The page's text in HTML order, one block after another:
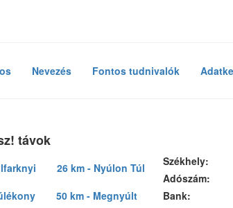
Nevezés Fontos tudnivalók
távok
26 km - Nyúlon Túl
50 km - Megnyúlt
Székhely:
Adószám:
Bank: